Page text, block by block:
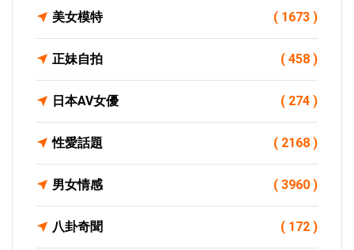
美女模特 ( 1673 )
正妹自拍 ( 458 )
日本AV女優 ( 274 )
性愛話題 ( 2168 )
男女情感 ( 3960 )
八卦奇聞 ( 172 )